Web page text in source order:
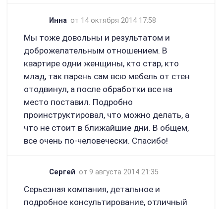
Инна от 14 октября 2014 17:58
Мы тоже довольны и результатом и
доброжелательным отношением. В
квартире одни женщины, кто стар, кто
млад, так парень сам всю мебель от стен
отодвинул, а после обработки все на
место поставил. Подробно
проинструктировал, что можно делать, а
что не стоит в ближайшие дни. В общем,
все очень по-человечески. Спасибо!
Сергей от 9 августа 2014 21:35
Серьезная компания, детальное и
подробное консультирование, отличный